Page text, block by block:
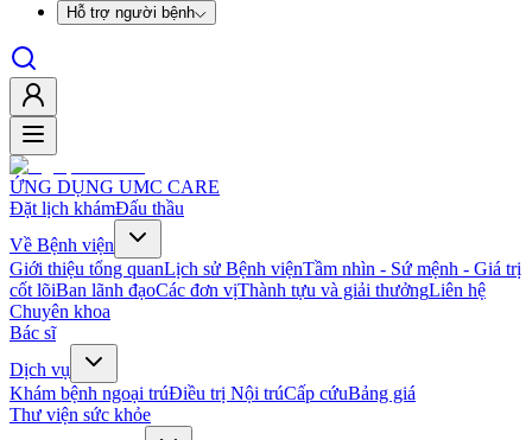
Hỗ trợ người bệnh
ỨNG DỤNG UMC CARE
Đặt lịch khámĐấu thầu
Về Bệnh viện
Giới thiệu tổng quanLịch sử Bệnh việnTầm nhìn - Sứ mệnh - Giá trị
cốt lõiBan lãnh đạoCác đơn vịThành tựu và giải thưởngLiên hệ
Chuyên khoa
Bác sĩ
Dịch vụ
Khám bệnh ngoại trúĐiều trị Nội trúCấp cứuBảng giá
Thư viện sức khỏe